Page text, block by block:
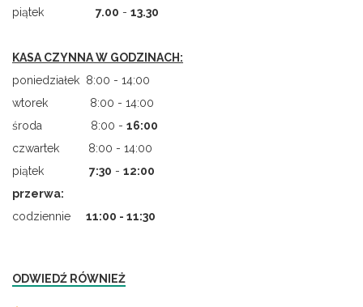
piątek 7.00 - 13.30
KASA CZYNNA W GODZINACH:
poniedziałek 8:00 - 14:00
wtorek 8:00 - 14:00
środa 8:00 - 16:00
czwartek 8:00 - 14:00
piątek 7:30 - 12:00
przerwa:
codziennie
11:00 - 11:30
ODWIEDŹ RÓWNIEŻ